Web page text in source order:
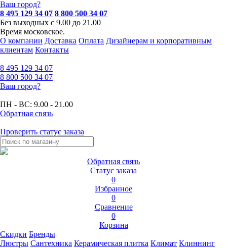
Ваш город?
8 495 129 34 07 8 800 500 34 07
Без выходных с 9.00 до 21.00
Время московское.
О компании Доставка Оплата Дизайнерам и корпоративным
клиентам Контакты
8 495 129 34 07
8 800 500 34 07
Ваш город?
ПН - ВС: 9.00 - 21.00
Обратная связь
Проверить статус заказа
Обратная связь
Статус заказа
0
Избранное
0
Сравнение
0
Корзина
Скидки Бренды
Люстры Сантехника Керамическая плитка Климат Клиннинг